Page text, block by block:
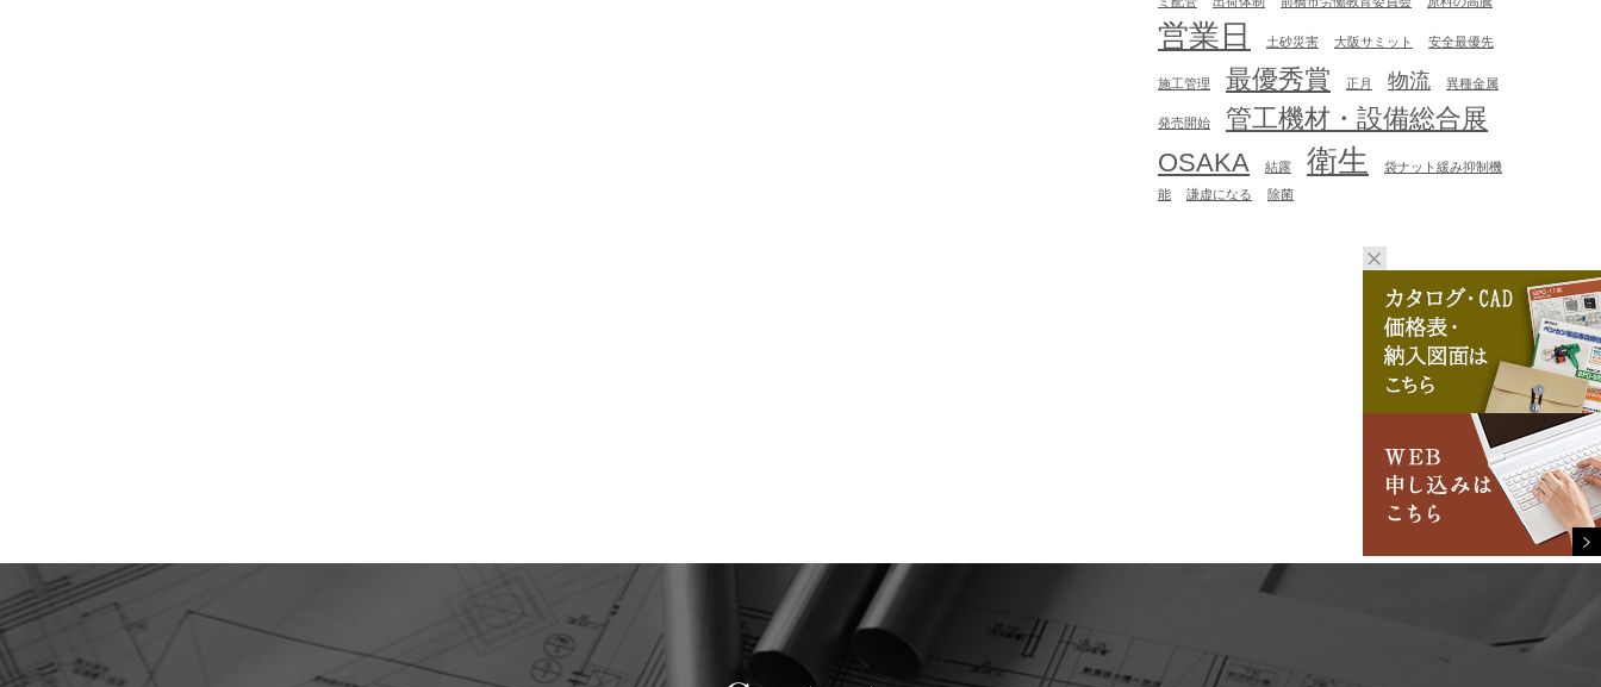
営業日 土砂災害 大阪サミット 安全最優先
施工管理 最優秀賞 正月 物流 異種金属
発売開始
管工機材・設備総合展
OSAKA
結露 衛生
袋ナット緩み抑制機
能
謙虚になる 除菌